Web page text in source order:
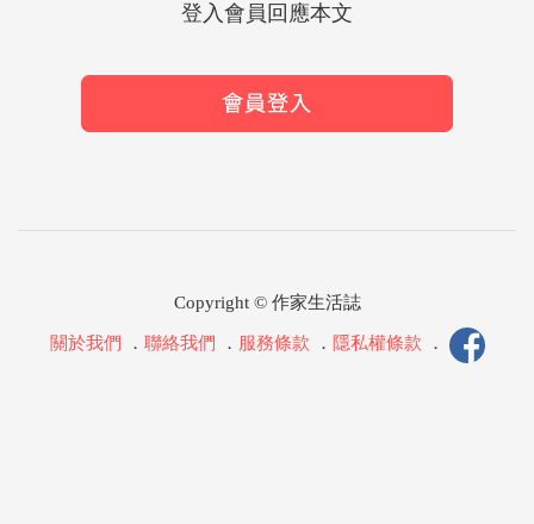
登入會員回應本文
Copyright © 作家生活誌
關於我們 ． 聯絡我們 ． 服務條款 ． 隱私權條款 ．